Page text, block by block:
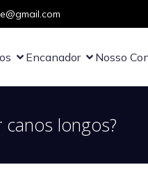
Encanador Nosso
longos?